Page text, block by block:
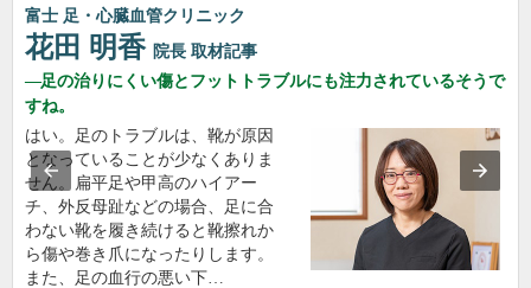
富士 足・心臓血管クリニック
花田 明香 院長 取材記事
足の治りにくい傷とフットトラブルにも注力されているそうで
すね。
はい。足のトラブルは、靴が原因
となっていることが少なくありま
せん。扁平足や甲高のハイアー
チ、外反母趾などの場合、足に合
わない靴を履き続けると靴擦れか
ら傷や巻き爪になったりします。
また、足の血行の悪い下…